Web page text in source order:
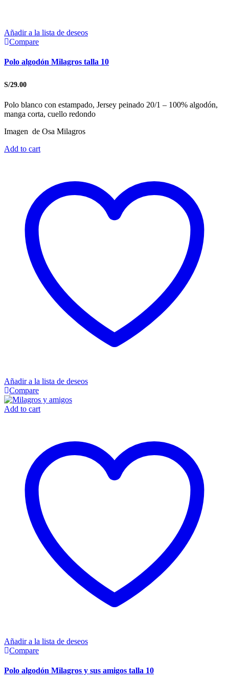
Añadir a la lista de deseos
Compare
Polo algodón Milagros talla 10
S/29.00
Polo blanco con estampado, Jersey peinado 20/1 – 100% algodón,
manga corta, cuello redondo
Imagen de Osa Milagros
Add to cart
Añadir a la lista de deseos
Compare
Add to cart
Añadir a la lista de deseos
Compare
Polo algodón Milagros y sus amigos talla 10